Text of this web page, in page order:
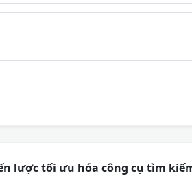
lược tối ưu hóa công cụ tìm